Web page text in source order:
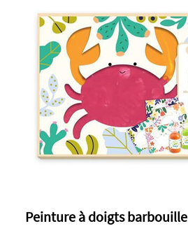
Peinture à doigts barbouille